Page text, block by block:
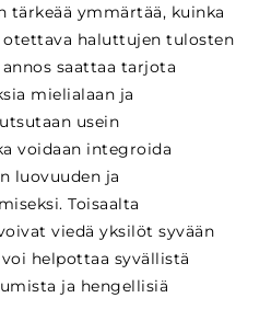
tärkeää ymmärtää, kuinka
haluttujen tulosten
saattaa tarjota
mielialaan ja
usein
voidaan integroida
luovuuden ja
Toisaalta
viedä yksilöt syvään
helpottaa syvällistä
ja hengellisiä